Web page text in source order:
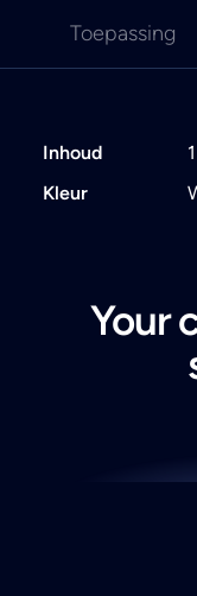
Toepassing
Inhoud
Kleur
Your